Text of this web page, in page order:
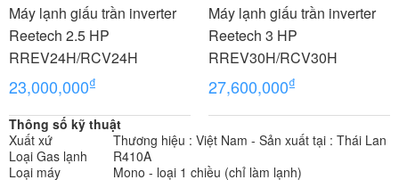
Máy lạnh giấu trần inverter
Reetech 2.5 HP
RREV24H/RCV24H
23,000,000₫
Máy lạnh giấu trần inverter
Reetech 3 HP
RREV30H/RCV30H
27,600,000₫
Thông số kỹ thuật
Xuất xứ
Thương hiệu : Việt Nam - Sản xuất tại : Thái Lan
Loại Gas lạnh
R410A
Loại máy
Mono - loại 1 chiều (chỉ làm lạnh)